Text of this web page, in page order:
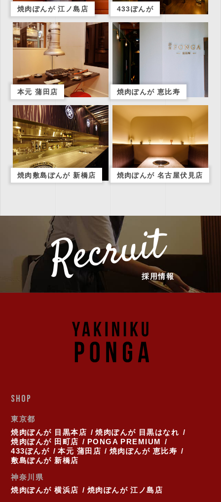
焼肉ぽんが 江ノ島店 433ぽんが
本元 蒲田店 焼肉ぽんが 恵比寿
焼肉敷島ぽんが 新橋店 焼肉ぽんが 名古屋伏見店
Recruit
採用情報
SHOP
東京都
焼肉ぽんが 目黒本店
焼肉ぽんが 目黒はなれ
焼肉ぽんが 田町店
PONGA PREMIUM
433ぽんが
本元 蒲田店
焼肉ぽんが 恵比寿
敷島ぽんが 新橋店
神奈川県
焼肉ぽんが 横浜店
焼肉ぽんが 江ノ島店